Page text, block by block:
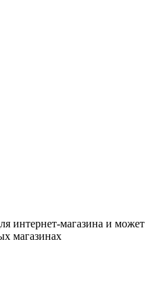
интернет-магазина и может
магазинах